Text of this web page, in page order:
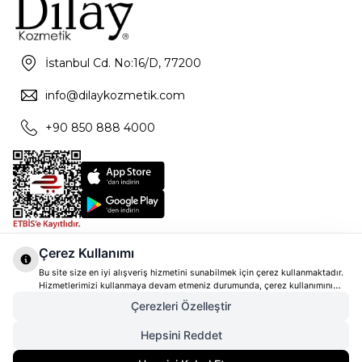
4.390,00TL
İstanbul Cd. No:16/D, 77200
info@dilaykozmetik.com
+90 850 888 4000
Çerez Kullanımı
Bu site size en iyi alışveriş hizmetini sunabilmek için çerez kullanmaktadır.
Hizmetlerimizi kullanmaya devam etmeniz durumunda, çerez kullanımını
kabul ettiğinizi varsayacağız. Çerezler hakkında daha fazla bilgi ve nasıl
reddedeceğinizi öğrenmek içintıklayınız
Çerezleri Özelleştir
Hepsini Reddet